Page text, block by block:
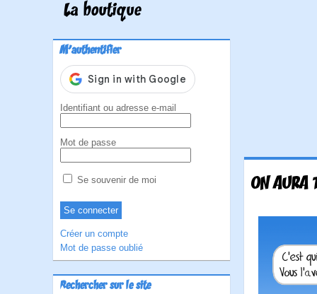
La boutique
M'authentifier
Identifiant ou adresse e-mail
Mot de passe
Se souvenir de moi
Créer un compte
Mot de passe oublié
Rechercher sur le site
ON